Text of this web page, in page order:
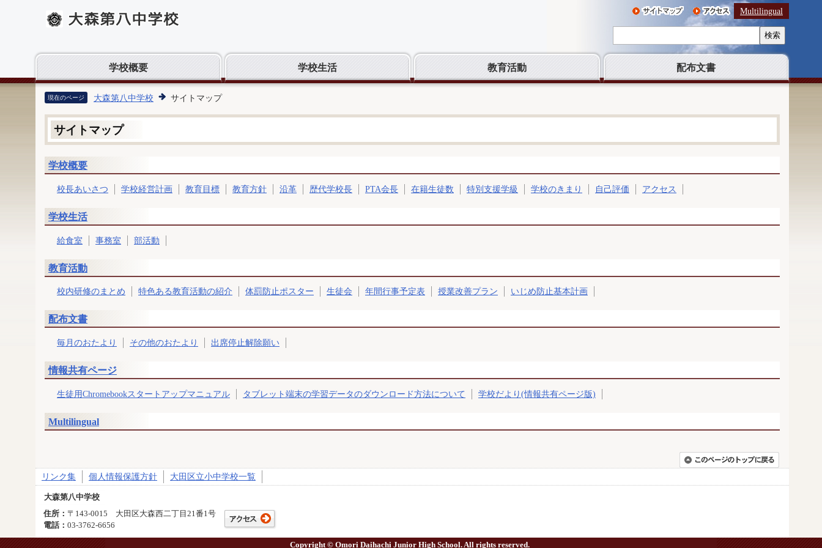
Multilingual
検索
学校概要 学校生活 教育活動 配布文書
現在のページ 大森第八中学校 サイトマップ
サイトマップ
学校概要
校長あいさつ 学校経営計画 教育目標 教育方針 沿革 歴代学校長 PTA会長 在籍生徒数 特別支援学級 学校のきまり 自己評価 アクセス
学校生活
給食室 事務室 部活動
教育活動
校内研修のまとめ 特色ある教育活動の紹介 体罰防止ポスター 生徒会 年間行事予定表 授業改善プラン いじめ防止基本計画
配布文書
毎月のおたより その他のおたより 出席停止解除願い
情報共有ページ
生徒用Chromebookスタートアップマニュアル タブレット端末の学習データのダウンロード方法について 学校だより(情報共有ページ版)
Multilingual
リンク集 個人情報保護方針 大田区立小中学校一覧
大森第八中学校
住所： 〒143-0015 大田区大森西二丁目21番1号
電話： 03-3762-6656
Copyright © Omori Daihachi Junior High School. All rights reserved.